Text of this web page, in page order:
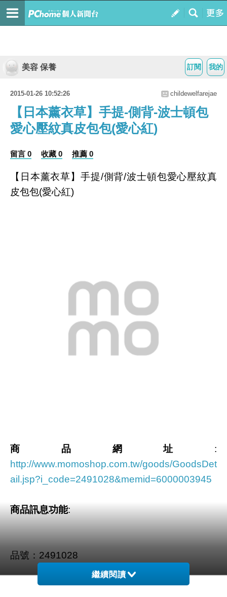
我的
訂閱
美容 保養
2015-01-26 10:52:26 childewelfarejae
【日本薰衣草】手提-側背-波士頓包
愛心壓紋真皮包包(愛心紅)
留言 0 收藏 0 推薦 0
【日本薰衣草】手提/側背/波士頓包愛心壓紋真
皮包包(愛心紅)
商品網址 :
http://www.momoshop.com.tw/goods/GoodsDet
ail.jsp?i_code=2491028&memid=6000003945
商品訊息功能:
品號：2491028
繼續閱讀